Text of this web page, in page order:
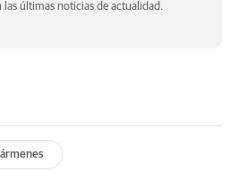
últimas noticias de actualidad.